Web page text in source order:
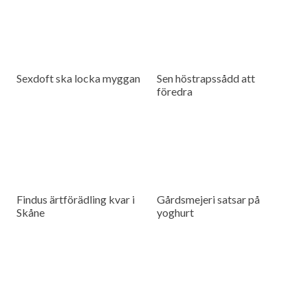
Sexdoft ska locka myggan
Sen höstrapssådd att
föredra
Findus ärtförädling kvar i
Skåne
Gårdsmejeri satsar på
yoghurt